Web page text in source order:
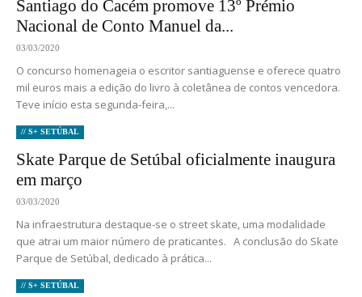
Santiago do Cacém promove 13º Prémio
Nacional de Conto Manuel da...
03/03/2020
O concurso homenageia o escritor santiaguense e oferece quatro
mil euros mais a edição do livro à coletânea de contos vencedora.
Teve início esta segunda-feira,...
// S+ SETÚBAL
Skate Parque de Setúbal oficialmente inaugura
em março
03/03/2020
Na infraestrutura destaque-se o street skate, uma modalidade
que atrai um maior número de praticantes. A conclusão do Skate
Parque de Setúbal, dedicado à prática...
// S+ SETÚBAL